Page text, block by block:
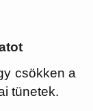
csökken a
tünetek.